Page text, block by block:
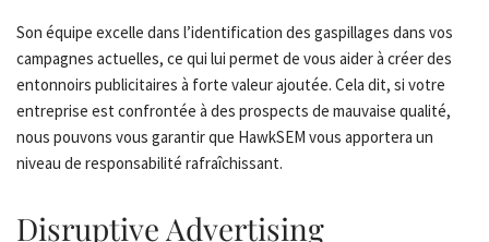
Son équipe excelle dans l’identification des gaspillages dans vos
campagnes actuelles, ce qui lui permet de vous aider à créer des
entonnoirs publicitaires à forte valeur ajoutée. Cela dit, si votre
entreprise est confrontée à des prospects de mauvaise qualité,
nous pouvons vous garantir que HawkSEM vous apportera un
niveau de responsabilité rafraîchissant.
Disruptive Advertising